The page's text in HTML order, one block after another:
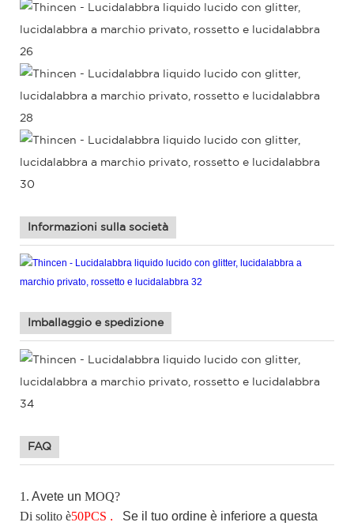
Informazioni sulla società
Imballaggio e spedizione
FAQ
1. Avete un MOQ?
Di solito è50PCS . Se il tuo ordine è inferiore a questa